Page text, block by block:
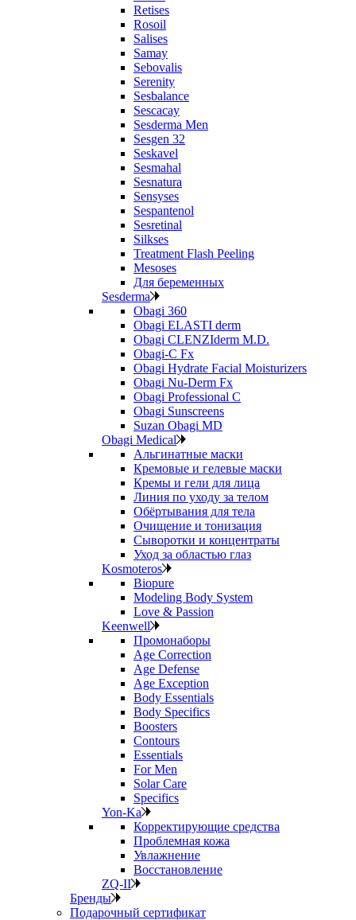
Retises
Rosoil
Salises
Samay
Sebovalis
Serenity
Sesbalance
Sescacay
Sesderma Men
Sesgen 32
Seskavel
Sesmahal
Sesnatura
Sensyses
Sespantenol
Sesretinal
Silkses
Treatment Flash Peeling
Mesoses
Для беременных
Sesderma
Obagi 360
Obagi ELASTI derm
Obagi CLENZIderm M.D.
Obagi-C Fx
Obagi Hydrate Facial Moisturizers
Obagi Nu-Derm Fx
Obagi Professional C
Obagi Sunscreens
Suzan Obagi MD
Obagi Medical
Альгинатные маски
Кремовые и гелевые маски
Кремы и гели для лица
Линия по уходу за телом
Обёртывания для тела
Очищение и тонизация
Сыворотки и концентраты
Уход за областью глаз
Kosmoteros
Biopure
Modeling Body System
Love & Passion
Keenwell
Промонаборы
Age Correction
Age Defense
Age Exception
Body Essentials
Body Specifics
Boosters
Contours
Essentials
For Men
Solar Care
Specifics
Yon-Ka
Корректирующие средства
Проблемная кожа
Увлажнение
Восстановление
ZQ-II
Бренды
Подарочный сертификат